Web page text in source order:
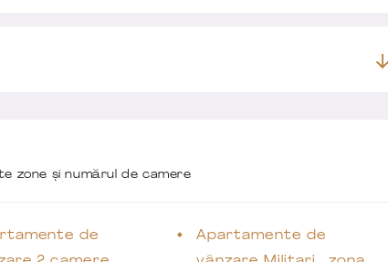
zone și numărul de camere
de
Apartamente de